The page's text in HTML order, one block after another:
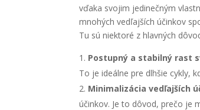
vďaka svojim jedinečným
mnohých vedľajších účinkov
Tu sú niektoré z hlavných
Postupný a stabilný rast
To je ideálne pre dlhšie cykly,
Minimalizácia vedľajších
účinkov. Je to dôvod, prečo je